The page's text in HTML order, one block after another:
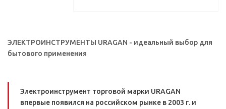
ЭЛЕКТРОИНСТРУМЕНТЫ URAGAN - идеальный выбор для
бытового применения
Электроинструмент торговой марки URAGAN
впервые появился на российском рынке в 2003 г. и